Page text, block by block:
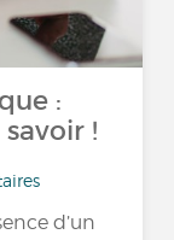
:
!
d’un